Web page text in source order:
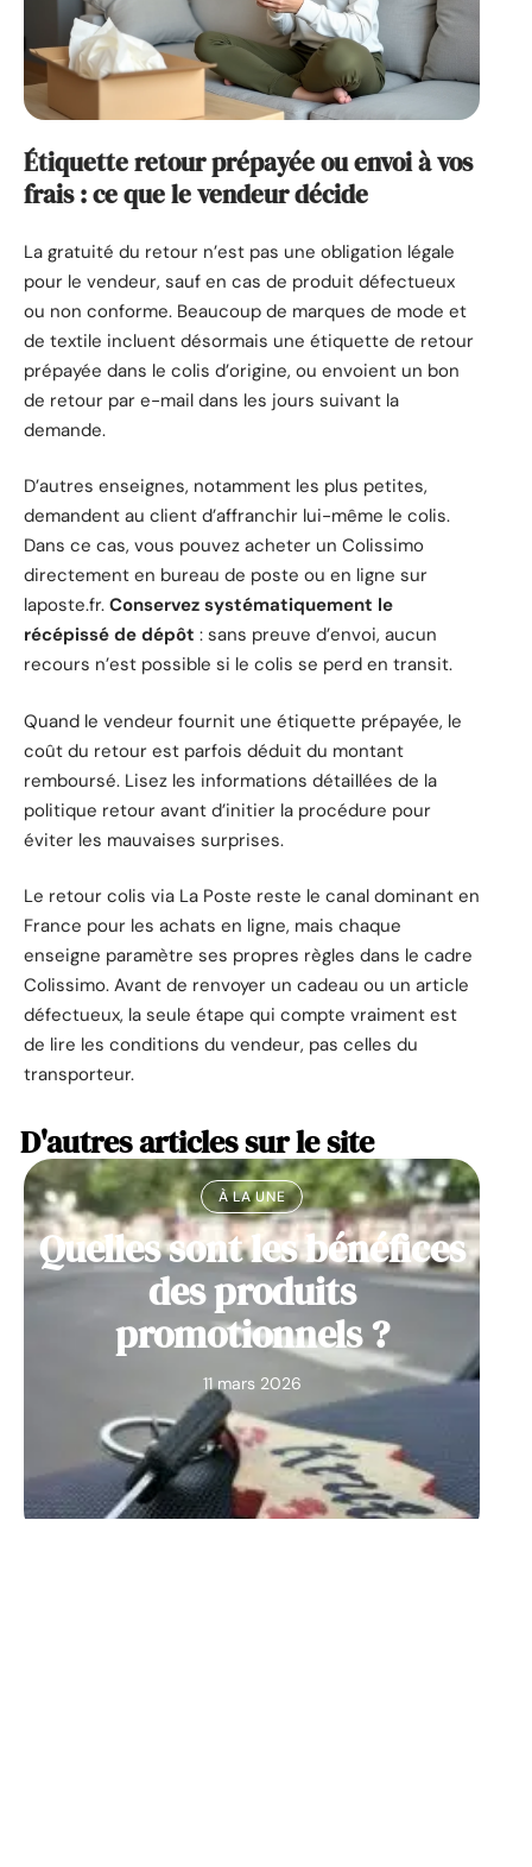
Étiquette retour prépayée ou envoi à vos
frais : ce que le vendeur décide
La gratuité du retour n’est pas une obligation légale
pour le vendeur, sauf en cas de produit défectueux
ou non conforme. Beaucoup de marques de mode et
de textile incluent désormais une étiquette de retour
prépayée dans le colis d’origine, ou envoient un bon
de retour par e-mail dans les jours suivant la
demande.
D’autres enseignes, notamment les plus petites,
demandent au client d’affranchir lui-même le colis.
Dans ce cas, vous pouvez acheter un Colissimo
directement en bureau de poste ou en ligne sur
laposte.fr. Conservez systématiquement le
récépissé de dépôt : sans preuve d’envoi, aucun
recours n’est possible si le colis se perd en transit.
Quand le vendeur fournit une étiquette prépayée, le
coût du retour est parfois déduit du montant
remboursé. Lisez les informations détaillées de la
politique retour avant d’initier la procédure pour
éviter les mauvaises surprises.
Le retour colis via La Poste reste le canal dominant en
France pour les achats en ligne, mais chaque
enseigne paramètre ses propres règles dans le cadre
Colissimo. Avant de renvoyer un cadeau ou un article
défectueux, la seule étape qui compte vraiment est
de lire les conditions du vendeur, pas celles du
transporteur.
D'autres articles sur le site
À LA UNE
Quelles sont les bénéfices
des produits
promotionnels ?
11 mars 2026